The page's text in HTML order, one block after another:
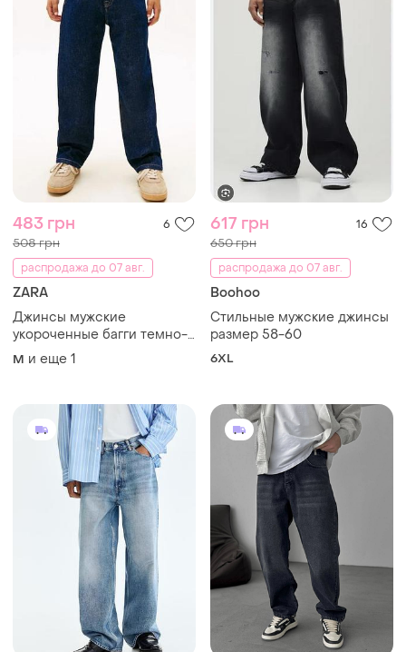
483 грн 6
508 грн
распродажа до 07 авг.
ZARA
Джинсы мужские
укороченные багги темно-
синие wide fit zara
M и еще 1
617 грн 16
650 грн
распродажа до 07 авг.
Boohoo
Стильные мужские джинсы
размер 58-60
6XL